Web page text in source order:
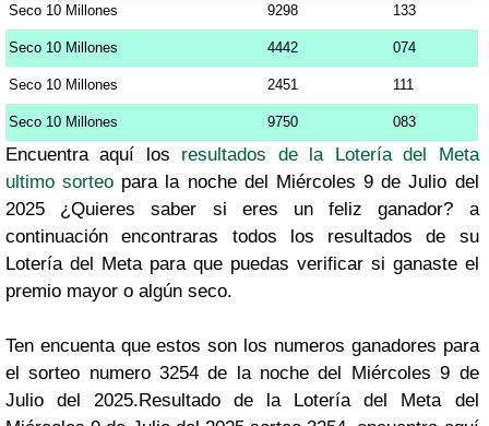
Seco 10 Millones 9298 133
Seco 10 Millones 4442 074
Seco 10 Millones 2451 111
Seco 10 Millones 9750 083
Encuentra aquí los resultados de la Lotería del Meta
ultimo sorteo para la noche del Miércoles 9 de Julio del
2025 ¿Quieres saber si eres un feliz ganador? a
continuación encontraras todos los resultados de su
Lotería del Meta para que puedas verificar si ganaste el
premio mayor o algún seco.
Ten encuenta que estos son los numeros ganadores para
el sorteo numero 3254 de la noche del Miércoles 9 de
Julio del 2025.Resultado de la Lotería del Meta del